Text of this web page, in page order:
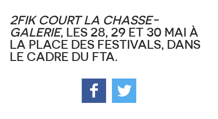
2FIK COURT LA CHASSE-
GALERIE, LES 28, 29 ET 30 MAI À
LA PLACE DES FESTIVALS, DANS
LE CADRE DU FTA.